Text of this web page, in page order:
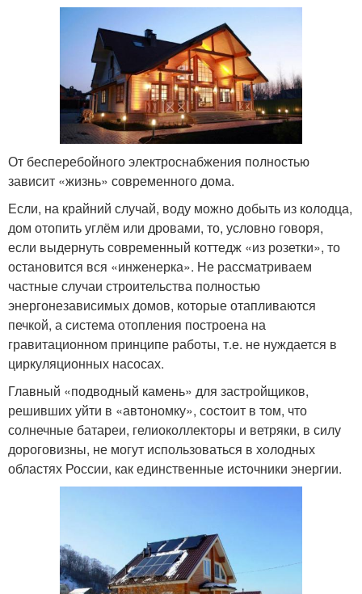
От бесперебойного электроснабжения полностью
зависит «жизнь» современного дома.
Если, на крайний случай, воду можно добыть из колодца,
дом отопить углём или дровами, то, условно говоря,
если выдернуть современный коттедж «из розетки», то
остановится вся «инженерка». Не рассматриваем
частные случаи строительства полностью
энергонезависимых домов, которые отапливаются
печкой, а система отопления построена на
гравитационном принципе работы, т.е. не нуждается в
циркуляционных насосах.
Главный «подводный камень» для застройщиков,
решивших уйти в «автономку», состоит в том, что
солнечные батареи, гелиоколлекторы и ветряки, в силу
дороговизны, не могут использоваться в холодных
областях России, как единственные источники энергии.